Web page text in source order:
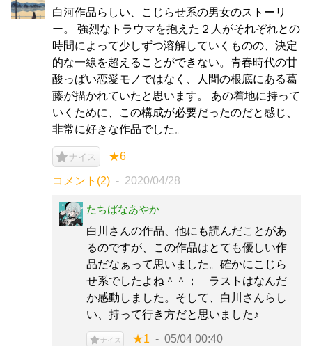
白河作品らしい、こじらせ系の男女のストーリ
ー。 強烈なトラウマを抱えた２人がそれぞれとの
時間によって少しずつ溶解していくものの、決定
的な一線を超えることができない。青春時代の甘
酸っぱい恋愛モノではなく、人間の根底にある葛
藤が描かれていたと思います。 あの着地に持って
いくために、この構成が必要だったのだと感じ、
非常に好きな作品でした。
ナイス ★6
コメント(2) 2020/04/28
たちばなあやか
白川さんの作品、他にも読んだことがあ
るのですが、この作品はとても優しい作
品だなぁって思いました。確かにこじら
せ系でしたよね＾＾； ラストはなんだ
か感動しました。そして、白川さんらし
い、持って行き方だと思いました♪
ナイス ★1 05/04 00:40